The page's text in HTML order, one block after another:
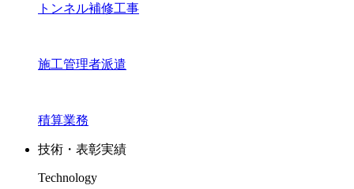
トンネル補修工事
施工管理者派遣
積算業務
技術・表彰実績
Technology